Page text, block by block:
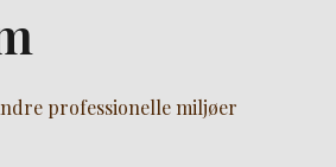
professionelle miljøer